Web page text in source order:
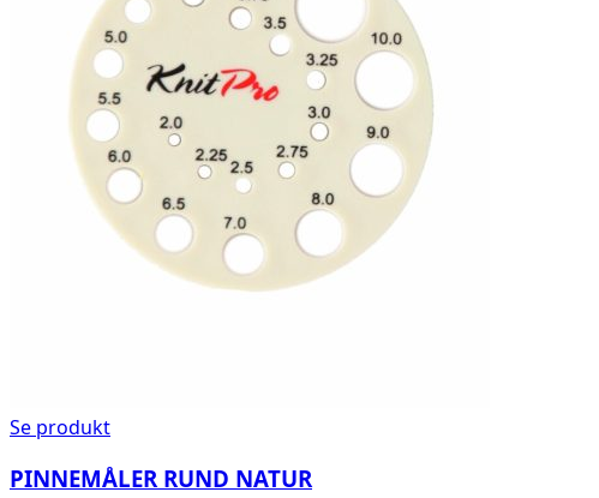
Se produkt
PINNEMÅLER RUND NATUR